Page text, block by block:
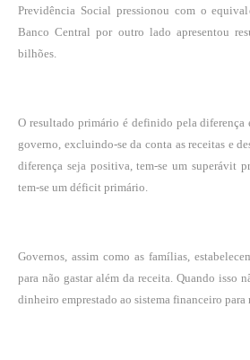
Previdência Social pressionou com o
Banco Central por outro lado apresentou
bilhões.
O resultado primário é definido pela diferença
governo, excluindo-se da conta as receitas e
diferença seja positiva, tem-se um superávit
tem-se um déficit primário.
Governos, assim como as famílias,
para não gastar além da receita. Quando isso
dinheiro emprestado ao sistema financeiro